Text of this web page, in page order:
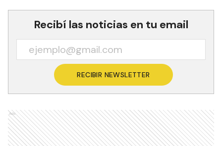
Recibí las noticias en tu email
RECIBIR NEWSLETTER
Ads